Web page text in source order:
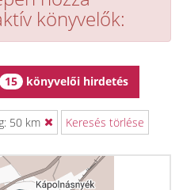
könyvelők:
15 könyvelői hirdetés
50 km Keresés törlése